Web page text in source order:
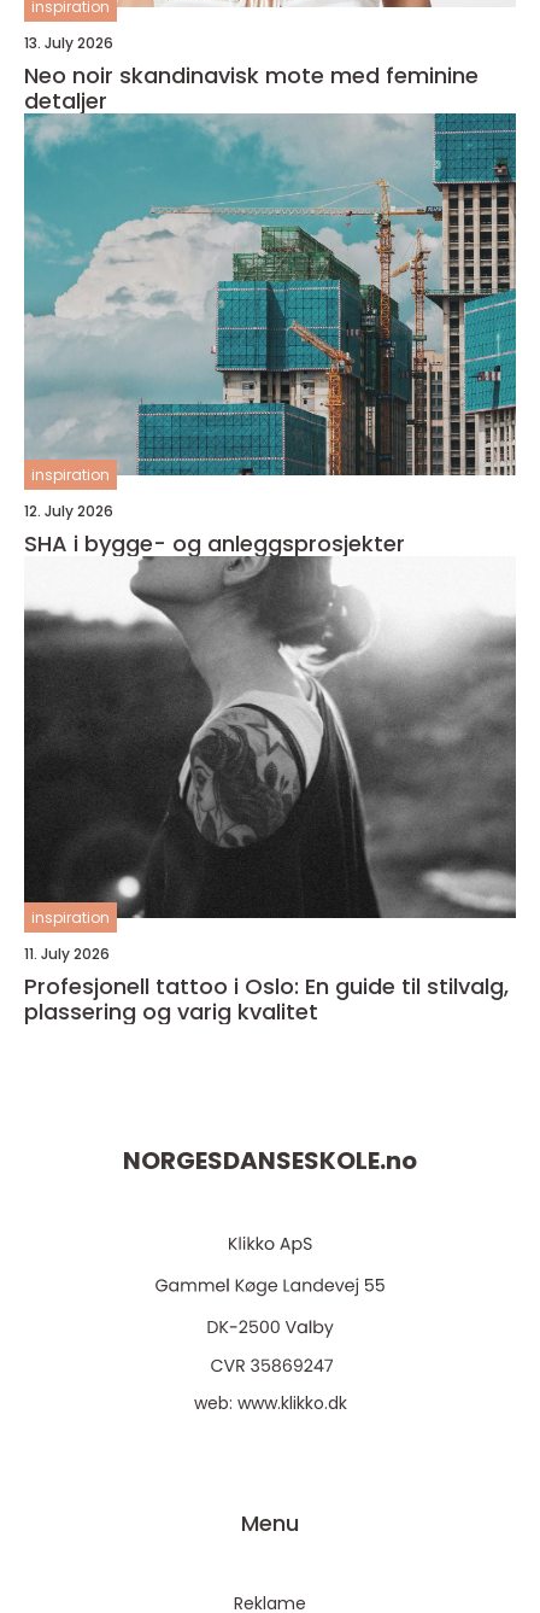
inspiration
13. July 2026
Neo noir skandinavisk mote med feminine
detaljer
inspiration
12. July 2026
SHA i bygge- og anleggsprosjekter
inspiration
11. July 2026
Profesjonell tattoo i Oslo: En guide til stilvalg,
plassering og varig kvalitet
NORGESDANSESKOLE.no
web: www.klikko.dk
Menu
Reklame